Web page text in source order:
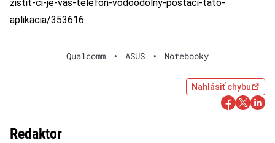
zistit-ci-je-vas-telefon-vodoodolny-postaci-tato-
aplikacia/353616
Qualcomm • ASUS • Notebooky
Nahlásiť chybu
Redaktor